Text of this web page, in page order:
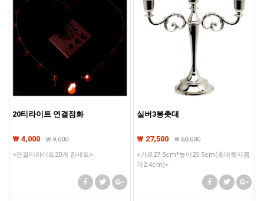
20티라이트 연결점화
₩ 4,000 ₩9,000
<연결티라이트20개 한세트>
실버3봉촛대
₩ 27,500 ₩60,000
<가로27.5cm*높이25.5cm(촛대윗지름
각2.4cm)>